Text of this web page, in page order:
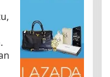
Kepiting di Jambi